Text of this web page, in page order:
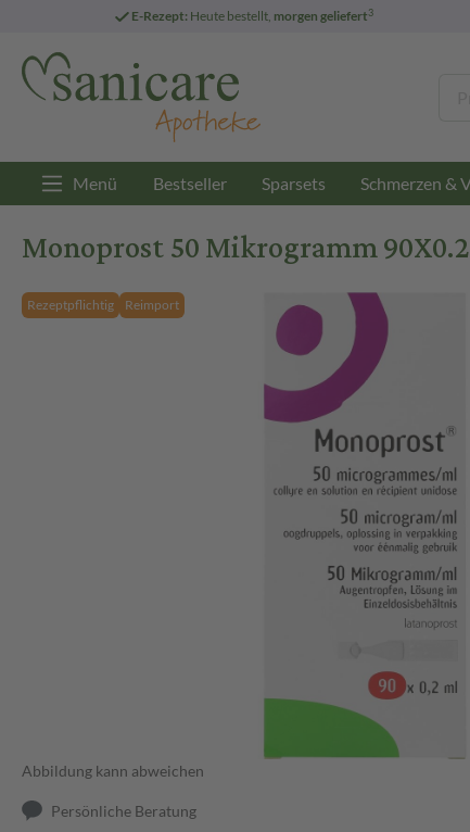
E-Rezept: Heute bestellt, morgen geliefert3
Menü Bestseller Sparsets Schmerzen &
Monoprost 50 Mikrogramm
Rezeptpflichtig Reimport
Abbildung kann abweichen
Persönliche Beratung